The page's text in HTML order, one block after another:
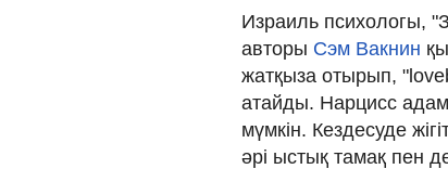
Израиль психологы,
авторы Сэм Вакнин
жатқыза отырып,
атайды. Нарцисс
мүмкін. Кездесуде
әрі ыстық тамақ пен